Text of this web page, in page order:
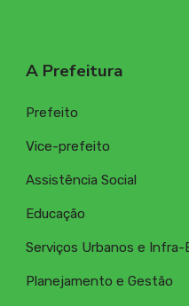
A Prefeitura
Prefeito
Vice-prefeito
Assistência Social
Educação
Serviços Urbanos e Infra-
Planejamento e Gestão